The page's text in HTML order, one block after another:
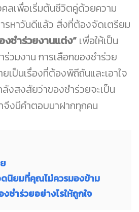
คลเพื่อเริ่มต้นชีวิตคู่ด้วยความ
รหาวันดีแล้ว สิ่งที่ต้องจัดเตรียม
งชำร่วยงานแต่ง” เพื่อให้เป็น
วมงาน การเลือกของชำร่วย
ป็นเรื่องที่ต้องพิถีถันและเอาใจ
งสงสัยว่าของชำร่วยจะเป็น
จึงมีคำตอบมาฝากทุกคน
นิยมที่คุณไม่ควรมองข้าม
ชำร่วยอย่างไรให้ถูกใจ